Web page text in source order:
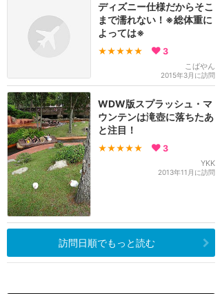
ディズニー仕様だからそこ
まで濡れない！※総体重に
よっては※
★★★★★ 3
こばやん
2015年3月に訪問
WDW版スプラッシュ・マ
ウンテンは滝壺に落ちたあ
と注目！
★★★★★ 3
YKK
2013年11月に訪問
訪問日順でもっと読む